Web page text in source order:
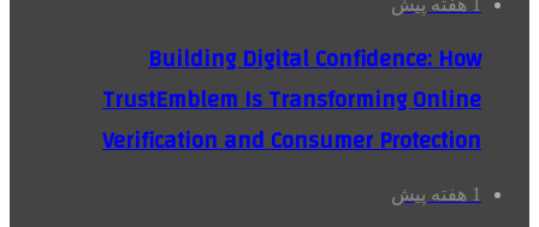
1 هفته پیش
Building Digital Confidence: How
TrustEmblem Is Transforming Online
Verification and Consumer Protection
1 هفته پیش